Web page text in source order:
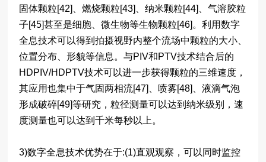
固体颗粒[42]、燃烧颗粒[43]、纳米颗粒[44]、气溶胶粒
子[45]甚至是细胞、微生物等生物颗粒[46]。利用数字
全息技术可以得到拍摄视野内整个流场中颗粒的大小、
位置分布、形貌等信息。与PIV和PTV技术结合后的
HDPIV/HDPTV技术可以进一步获得颗粒的三维速度，
其应用也集中于气固两相流[47]、喷雾[48]、液滴气泡
形成破碎[49]等研究，粒径测量可以达到纳米级别，速
度测量也可以达到千米每秒以上。
3)数字全息技术优势在于:(1)直观观察，可以同时监控